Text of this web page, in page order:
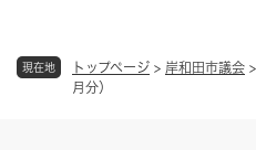
現在地 トップページ > 岸和田市議会 >
月分）